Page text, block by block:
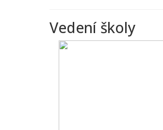
Vedení školy